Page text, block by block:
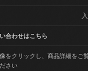
合わせはこちら
をクリックし、商品詳細をご
さい